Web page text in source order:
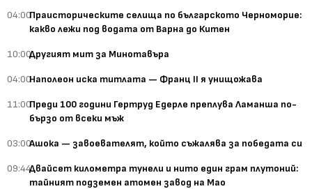
04:00Праисторическите селища по българското Черноморие:
какво лежи под водата от Варна до Китен
10:00Другият мит за Минотавъра
04:00Наполеон иска титлата — Франц II я унищожава
11:00Преди 100 години Гертруд Едерле преплува Ламанша по-
бързо от всеки мъж
03:00Ашока — завоевателят, който съжалява за победата си
09:44Двайсет километра тунели и нито един грам плутоний:
тайният подземен атомен завод на Мао